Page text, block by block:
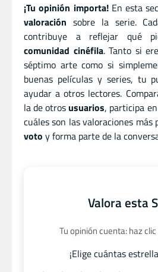
¡Tu opinión importa!En esta
valoración sobre la serie.
contribuye a reflejar qué
comunidad cinéfila. Tanto si
séptimo arte como si
buenas películas y series, tu
ayudar a otros lectores.
la de otros usuarios, participa
cuáles son las valoraciones más
voto y forma parte de la
Valora esta
Tu opinión cuenta: haz
¡Elige cuántas